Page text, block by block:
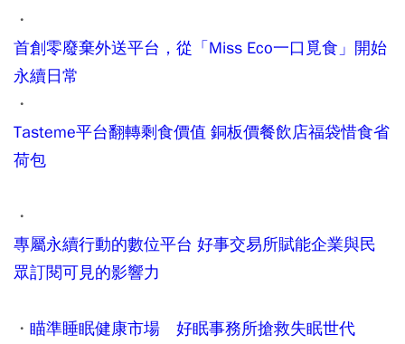
・
首創零廢棄外送平台，從「Miss Eco一口覓食」開始
永續日常
・
Tasteme平台翻轉剩食價值 銅板價餐飲店福袋惜食省
荷包
・
專屬永續行動的數位平台 好事交易所賦能企業與民
眾訂閱可見的影響力
・ 瞄準睡眠健康市場 好眠事務所搶救失眠世代